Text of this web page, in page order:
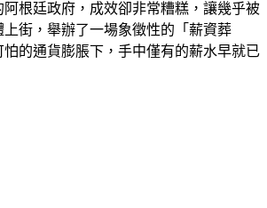
街，舉辦了一場象徵性的「薪資葬
的通貨膨脹下，手中僅有的薪水早就已